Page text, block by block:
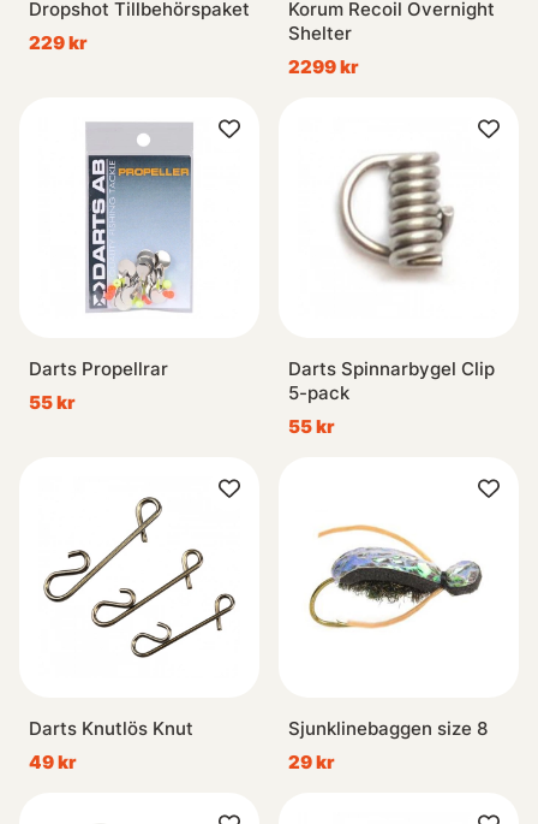
Dropshot Tillbehörspaket
229 kr
Korum Recoil Overnight
Shelter
2299 kr
Darts Propellrar
55 kr
Darts Spinnarbygel Clip
5-pack
55 kr
Darts Knutlös Knut
49 kr
Sjunklinebaggen size 8
29 kr